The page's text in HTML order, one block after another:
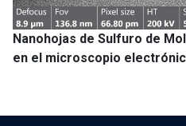
Nanohojas de Sulfuro de
en el microscopio